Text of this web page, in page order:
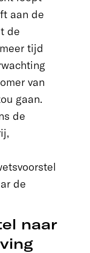
aan de
de
tijd
van
gaan.
de
de
naar